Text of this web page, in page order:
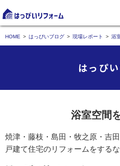
HOME はっぴいブログ 現場レポート 浴
はっぴ
浴室空間
焼津・藤枝・島田・牧之原・吉
戸建て住宅のリフォームをする